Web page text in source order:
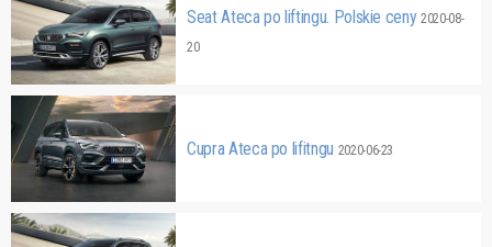
Seat Ateca po liftingu. Polskie ceny2020-08-
20
Cupra Ateca po lifitngu 2020-06-23